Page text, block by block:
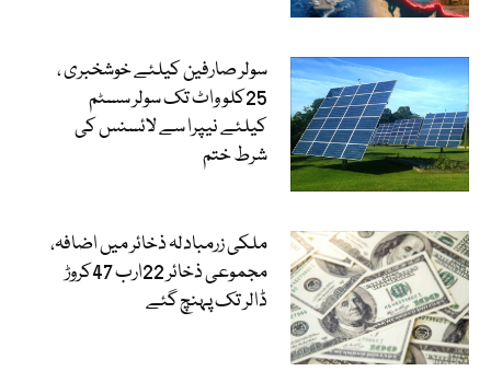
سولر صارفین کیلئے خوشخبری ،
25کلو واٹ تک سولر سسٹم
کیلئے نیپرا سے لائسنس کی
شرط ختم
ملکی زرمبادلہ ذخائر میں اضافہ،
مجموعی ذخائر 22ارب 47کروڑ
ڈالر تک پہنچ گئے